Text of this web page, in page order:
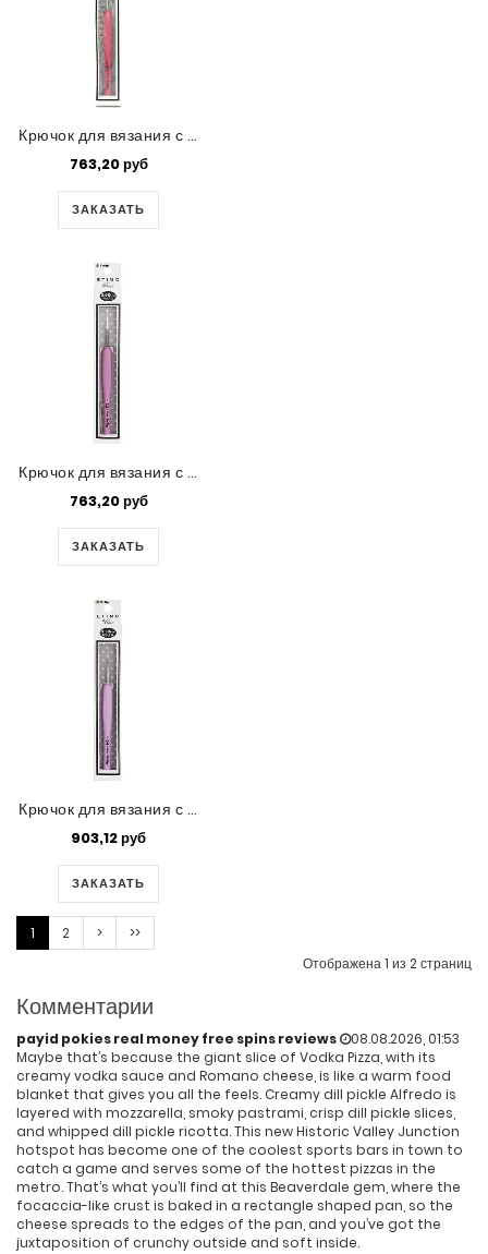
Крючок для вязания с ручкой Tulip 'ETIMO Rose' (0,75)
763,20 руб
ЗАКАЗАТЬ
Крючок для вязания с ручкой Tulip 'ETIMO Rose' (0,6)
763,20 руб
ЗАКАЗАТЬ
Крючок для вязания с ручкой Tulip 'ETIMO Rose' (0,5)
903,12 руб
ЗАКАЗАТЬ
1 2 >
>>
Отображена 1 из 2 страниц
Комментарии
payid pokies real money free spins reviews
08.08.2026, 01:53
Maybe that’s because the giant slice of Vodka Pizza, with its
creamy vodka sauce and Romano cheese, is like a warm food
blanket that gives you all the feels. Creamy dill pickle Alfredo is
layered with mozzarella, smoky pastrami, crisp dill pickle slices,
and whipped dill pickle ricotta. This new Historic Valley Junction
hotspot has become one of the coolest sports bars in town to
catch a game and serves some of the hottest pizzas in the
metro. That’s what you’ll find at this Beaverdale gem, where the
focaccia-like crust is baked in a rectangle shaped pan, so the
cheese spreads to the edges of the pan, and you’ve got the
juxtaposition of crunchy outside and soft inside.